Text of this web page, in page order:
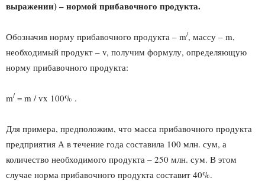
выражении) – нормой прибавочного продукта.
Обозначив норму прибавочного продукта – m/, массу – m,
необходимый продукт – v, получим формулу, определяющую
норму прибавочного продукта:
m/ = m / vx 100% .
Для примера, предположим, что масса прибавочного продукта
предприятия А в течение года составила 100 млн. сум, а
количество необходимого продукта – 250 млн. сум. В этом
случае норма прибавочного продукта составит 40%.